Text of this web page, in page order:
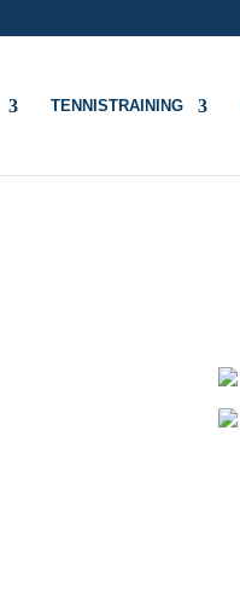
TENNISTRAINING